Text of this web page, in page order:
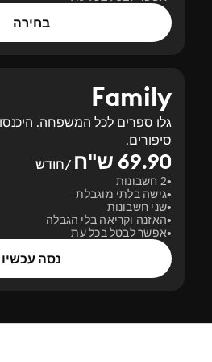
בחירה
Family
גלו ספרים לכל המשפחה.
סיפורים.
69.90 ש"ח /חודש
2 חשבונות
גישה בלתי מוגבלת
שני חשבונות
האזנה וקריאה בלי הגבלה
אפשר לבטל בכל עת
נסה עכשיו